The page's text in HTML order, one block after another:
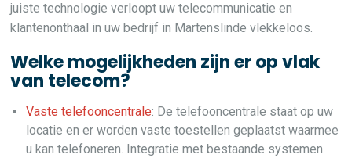
juiste technologie verloopt uw telecommunicatie en
klantenonthaal in uw bedrijf in Martenslinde vlekkeloos.
Welke mogelijkheden zijn er op vlak
van telecom?
Vaste telefooncentrale: De telefooncentrale staat op uw
locatie en er worden vaste toestellen geplaatst waarmee
u kan telefoneren. Integratie met bestaande systemen